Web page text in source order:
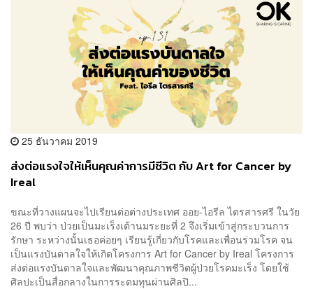
25 ธันวาคม 2019
ส่งต่อแรงใจให้เห็นคุณค่าการมีชีวิต กับ Art for Cancer by
Ireal
ขณะที่วางแผนจะไปเรียนต่อต่างประเทศ ออย-ไอรีล ไตรสารศรี ในวัย
26 ปี พบว่า ป่วยเป็นมะเร็งเต้านมระยะที่ 2 จึงเริ่มเข้าสู่กระบวนการ
รักษา ระหว่างนั้นเธอค่อยๆ เรียนรู้เกี่ยวกับโรคและเพื่อนร่วมโรค จน
เป็นแรงบันดาลใจให้เกิดโครงการ Art for Cancer by Ireal โครงการ
ส่งต่อแรงบันดาลใจและพัฒนาคุณภาพชีวิตผู้ป่วยโรคมะเร็ง โดยใช้
ศิลปะเป็นสื่อกลางในการระดมทุนผ่านศิลปิ...